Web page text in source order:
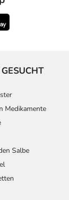
Medikamente
Salbe